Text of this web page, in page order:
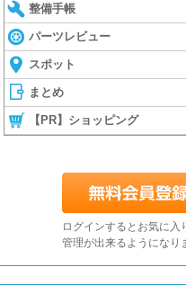
整備手帳
パーツレビュー
スポット
まとめ
【PR】ショッピング
ログインするとお気に入
管理が出来るようになり